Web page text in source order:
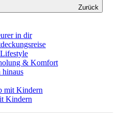
Zurück
in dir
& Komfort
hinaus
mit Kindern
Kindern